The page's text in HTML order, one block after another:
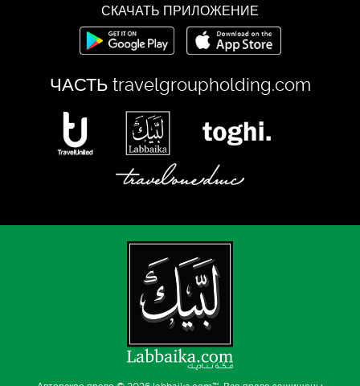
СКАЧАТЬ ПРИЛОЖЕНИЕ
ЧАСТЬ travelgroupholding.com